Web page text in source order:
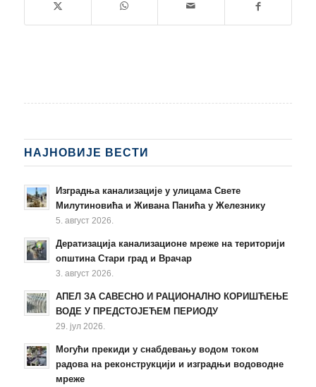
НАЈНОВИЈЕ ВЕСТИ
Изградња канализације у улицама Свете
Милутиновића и Живана Панића у Железнику
5. август 2026.
Дератизација канализационе мреже на територији
општина Стари град и Врачар
3. август 2026.
АПЕЛ ЗА САВЕСНО И РАЦИОНАЛНО КОРИШЋЕЊЕ
ВОДЕ У ПРЕДСТОЈЕЋЕМ ПЕРИОДУ
29. јул 2026.
Могући прекиди у снабдевању водом током
радова на реконструкцији и изградњи водоводне
мреже